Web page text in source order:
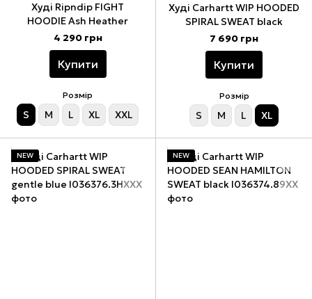
Худі Ripndip FIGHT
HOODIE Ash Heather
4 290 грн
Купити
Розмір
S M L XL XXL
Худі Carhartt WIP HOODED
SPIRAL SWEAT black
7 690 грн
Купити
Розмір
S M L XL
NEW NEW